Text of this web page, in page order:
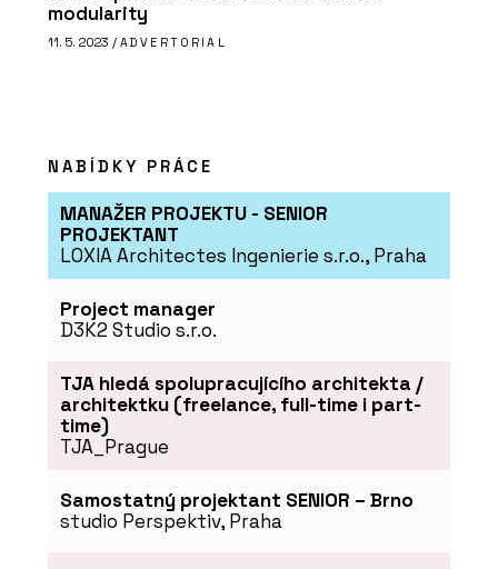
modularity
11. 5. 2023 / ADVERTORIAL
NABÍDKY PRÁCE
MANAŽER PROJEKTU - SENIOR
PROJEKTANT
LOXIA Architectes Ingenierie s.r.o., Praha
Project manager
D3K2 Studio s.r.o.
TJA hledá spolupracujícího architekta /
architektku (freelance, full-time i part-
time)
TJA_Prague
Samostatný projektant SENIOR – Brno
studio Perspektiv, Praha